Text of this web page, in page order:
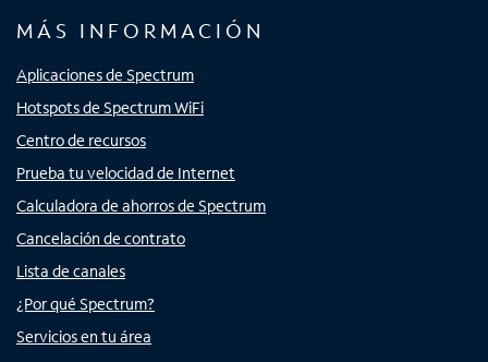
MÁS INFORMACIÓN
Aplicaciones de Spectrum
Hotspots de Spectrum WiFi
Centro de recursos
Prueba tu velocidad de Internet
Calculadora de ahorros de Spectrum
Cancelación de contrato
Lista de canales
¿Por qué Spectrum?
Servicios en tu área